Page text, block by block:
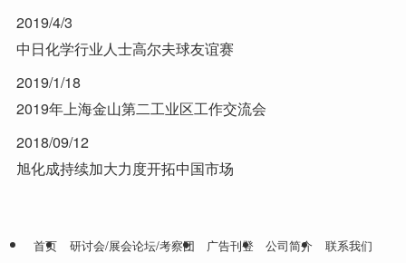
2019/4/3
中日化学行业人士高尔夫球友谊赛
2019/1/18
2019年上海金山第二工业区工作交流会
2018/09/12
旭化成持续加大力度开拓中国市场
首页 研讨会/展会论坛/考察团 广告刊登 公司简介
联系我们